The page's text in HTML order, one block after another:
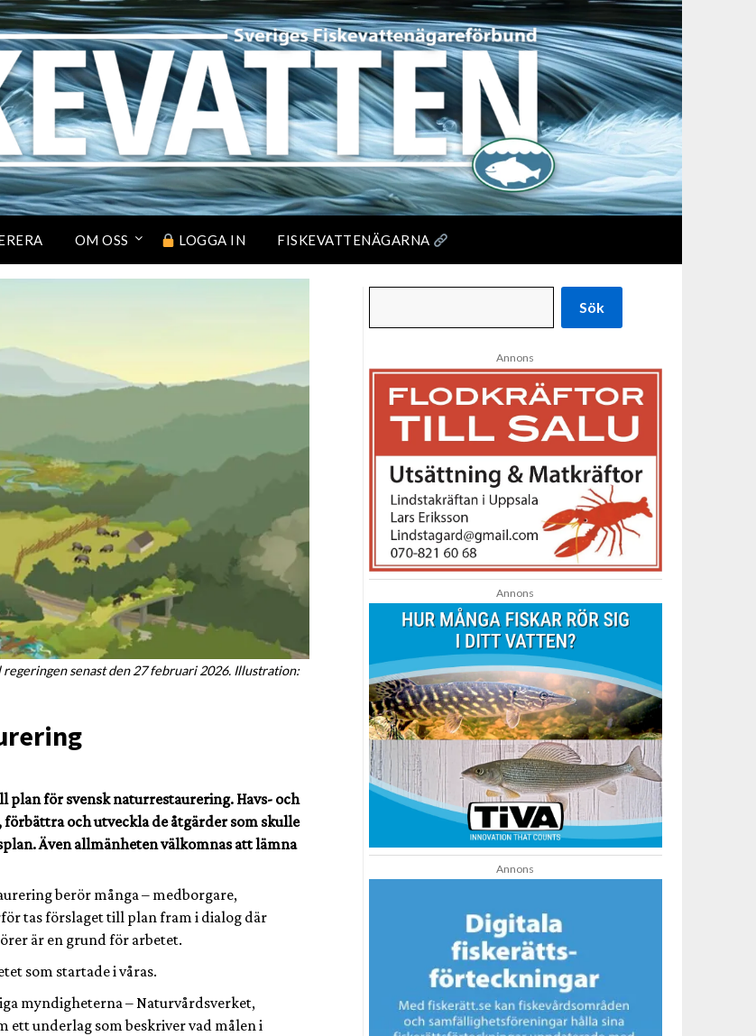
OM OSS LOGGA IN FISKEVATTENÄGARNA
senast den 27 februari 2026. Illustration:
för svensk naturrestaurering. Havs- och
och utveckla de åtgärder som skulle
Även allmänheten välkomnas att lämna
berör många – medborgare,
tas förslaget till plan fram i dialog där
är en grund för arbetet.
som startade i våras.
myndigheterna – Naturvårdsverket,
ett underlag som beskriver vad målen i
Sök
Annons
Annons
Annons